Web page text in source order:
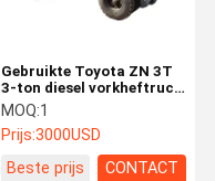
Gebruikte Toyota ZN 3T
3-ton diesel vorkheftruck
- een bewezen werkpaard
voor industriële sterkte
en betrouwbaarheid
MOQ:1
Prijs:3000USD
Beste prijs
CONTACT